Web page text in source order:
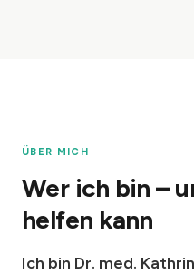
ÜBER MICH
Wer ich bin –
helfen kann
Ich bin Dr. med.